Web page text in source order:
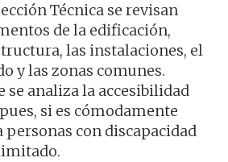
Técnica se revisan
de la edificación,
las instalaciones, el
y las zonas comunes.
analiza la accesibilidad
si es cómodamente
con discapacidad